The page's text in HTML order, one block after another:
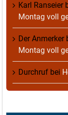
Karl Ranseier
Montag voll
Der Anmerker
Montag voll
Durchruf bei